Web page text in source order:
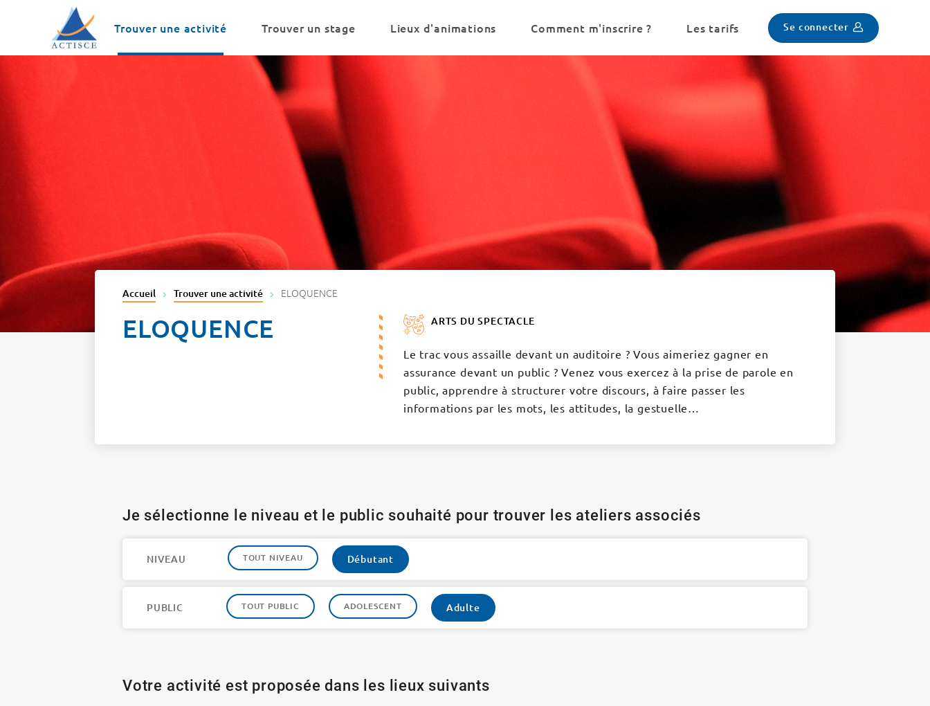
Trouver une activité
Trouver un stage Lieux d'animations Comment m'inscrire ? Les tarifs Se connecter
Accueil Trouver une activité ELOQUENCE
ELOQUENCE ARTS DU SPECTACLE
Le trac vous assaille devant un auditoire ? Vous aimeriez gagner en
assurance devant un public ? Venez vous exercez à la prise de parole en
public, apprendre à structurer votre discours, à faire passer les
informations par les mots, les attitudes, la gestuelle…
Je sélectionne le niveau et le public souhaité pour trouver les ateliers associés
NIVEAU TOUT NIVEAU Débutant
PUBLIC TOUT PUBLIC ADOLESCENT Adulte
Votre activité est proposée dans les lieux suivants